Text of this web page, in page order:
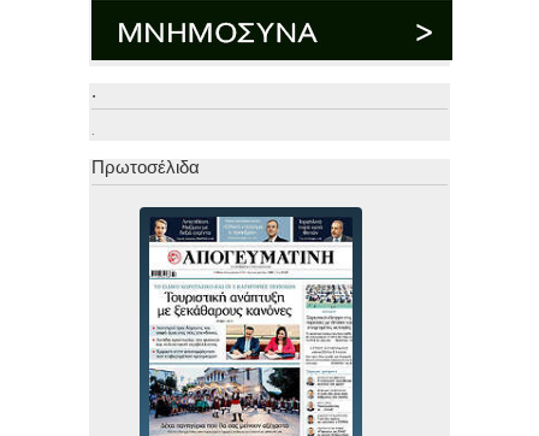
.
.
Πρωτοσέλιδα